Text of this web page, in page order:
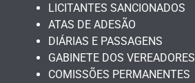
LICITANTES SANCIONADOS
ATAS DE ADESÃO
DIÁRIAS E PASSAGENS
GABINETE DOS VEREADORES
COMISSÕES PERMANENTES